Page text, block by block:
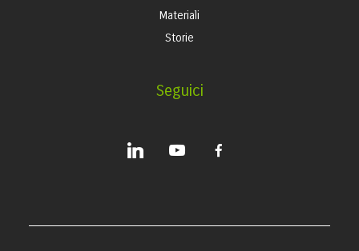
Materiali
Storie
Seguici
linkedin youtube
facebook-